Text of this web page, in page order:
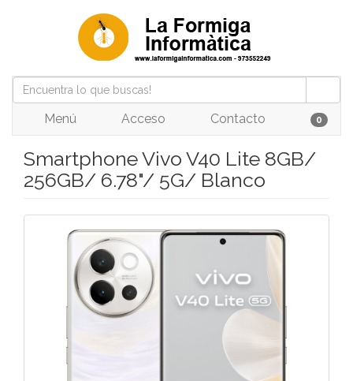
Menú Acceso Contacto 0
Smartphone Vivo V40 Lite 8GB/
256GB/ 6.78"/ 5G/ Blanco